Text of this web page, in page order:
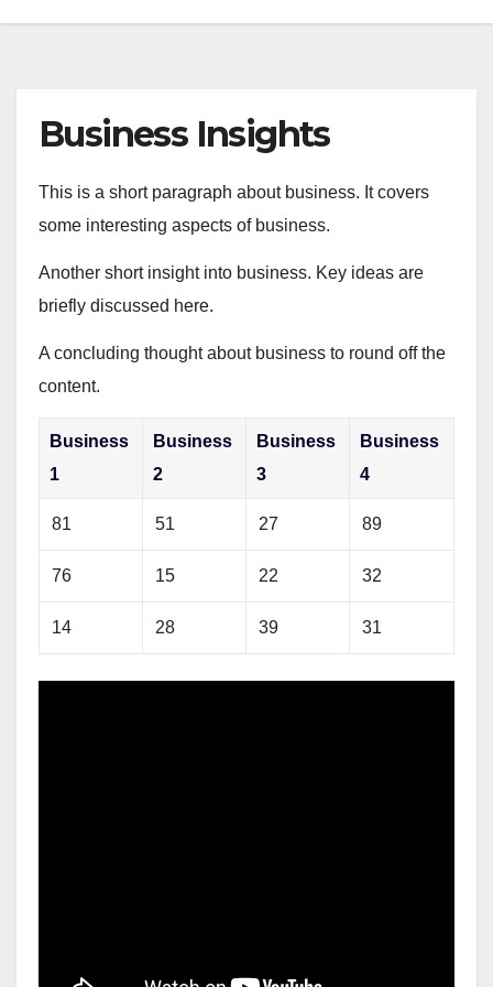
Business Insights
This is a short paragraph about business. It covers
some interesting aspects of business.
Another short insight into business. Key ideas are
briefly discussed here.
A concluding thought about business to round off the
content.
Business
1
Business
2
Business
3
Business
4
81 51 27 89
76 15 22 32
14 28 39 31